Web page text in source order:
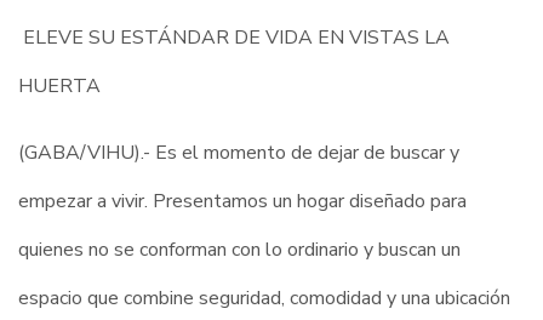
ELEVE SU ESTÁNDAR DE VIDA EN VISTAS LA
HUERTA
(GABA/VIHU).- Es el momento de dejar de buscar y
empezar a vivir. Presentamos un hogar diseñado para
quienes no se conforman con lo ordinario y buscan un
espacio que combine seguridad, comodidad y una ubicación